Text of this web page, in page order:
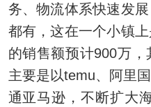
务、物流体系快速发
都有，这在一个小镇
的销售额预计900万，
主要是以temu、阿里
通亚马逊，不断扩大